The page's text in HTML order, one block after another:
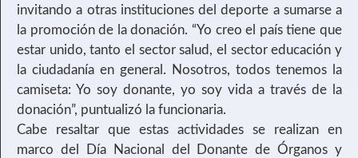
invitando a otras instituciones del deporte a sumarse a
la promoción de la donación. “Yo creo el país tiene que
estar unido, tanto el sector salud, el sector educación y
la ciudadanía en general. Nosotros, todos tenemos la
camiseta: Yo soy donante, yo soy vida a través de la
donación”, puntualizó la funcionaria.
Cabe resaltar que estas actividades se realizan en
marco del Día Nacional del Donante de Órganos y